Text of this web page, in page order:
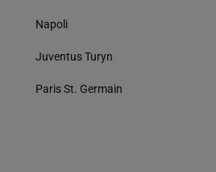
Napoli
Juventus Turyn
Paris St. Germain